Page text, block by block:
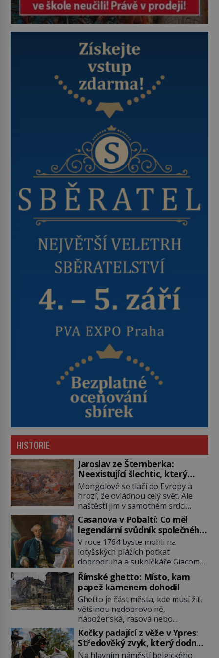
HISTORIE
Jaroslav ze Šternberka:
Neexistující šlechtic, který
z Moravy vyžene Mongoly
Mongolové se tlačí do Evropy a
hrozí, že ovládnou celý svět. Ale
naštěstí jim v samotném srdci
Evropy stojí v cestě malé, ale silné
království, které dokáže
dobyvatelské hordy zastavit. Co
nedokáže žádná z asijských říší, co
nedokážou Němci – to dokáže
český král. Nebo že by ne?
Mongolové od roku 1223 postupují
podél Kaspického a Azovského
moře, […]
Casanova v Pobaltí: Co měl
legendární svůdník společného
se svobodnými zednáři?
V roce 1764 byste mohli na
lotyšských plážích potkat
dobrodruha a sukničkáře Giacoma
Casanovu. Jeho cesta k Baltskému
moři však nebyla turistickým
výletem, ale ryze pracovní cestou
se zištnými úmysly. Jaký cíl
Casanova sledoval, když se
například procházel uličkami
lotyšské Rigy? Casanova v Pobaltí
kontaktoval tamní zednářské lóže.
Nebyl v této oblasti žádným
Římské ghetto: Místo, kam
papež kamenem dohodil
Ghetto je část města, kde musí žít,
většinou nedobrovolně,
náboženská, rasová nebo
národnostní menšina obyvatel.
Bohaté historické zkušenosti mají s
takovým životem Židé. Už od
Kočky padající z věže v Ypres:
Středověký zvyk, který dodnes
budí rozpaky
Na hlavním náměstí belgického